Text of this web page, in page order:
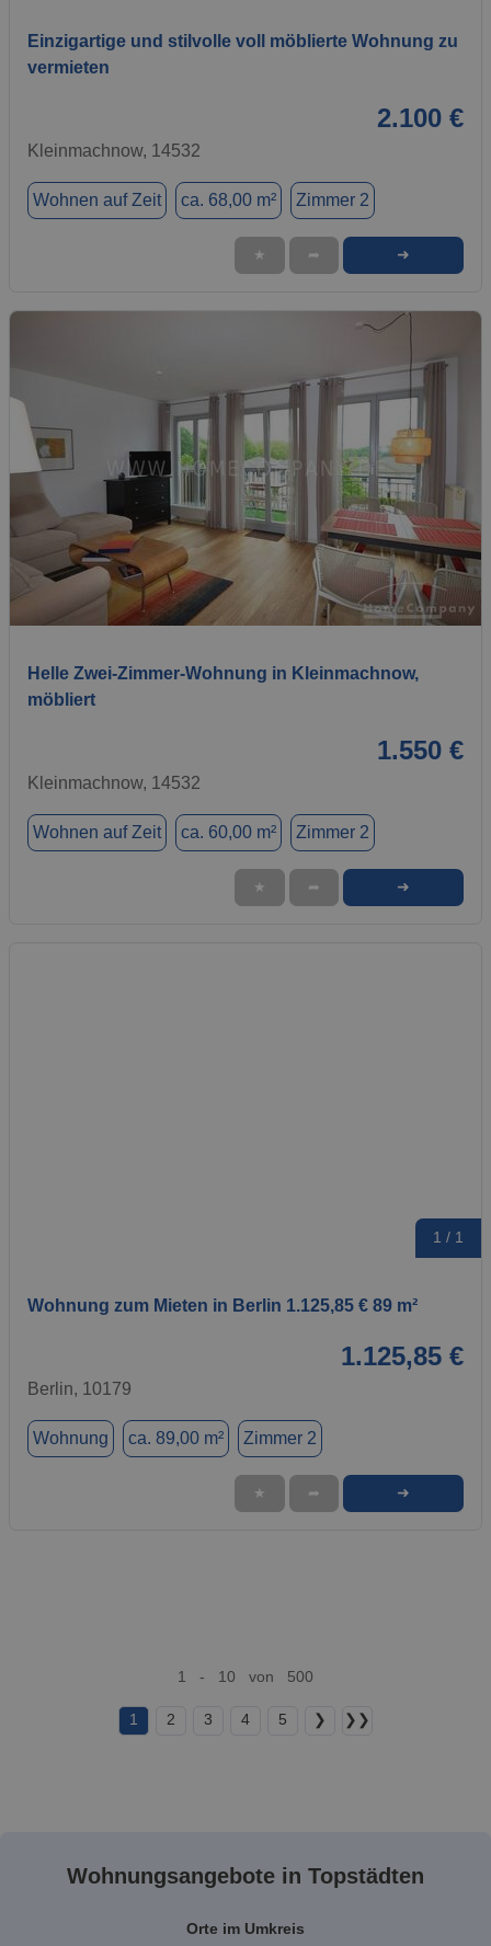
Einzigartige und stilvolle voll möblierte Wohnung zu
vermieten
2.100 €
Kleinmachnow, 14532
Wohnen auf Zeit ca. 68,00 m² Zimmer 2
★ ➦ ➜
1 / 15
Helle Zwei-Zimmer-Wohnung in Kleinmachnow,
möbliert
1.550 €
Kleinmachnow, 14532
Wohnen auf Zeit ca. 60,00 m² Zimmer 2
★ ➦ ➜
1 / 1
Wohnung zum Mieten in Berlin 1.125,85 € 89 m²
1.125,85 €
Berlin, 10179
Wohnung ca. 89,00 m² Zimmer 2
★ ➦ ➜
1 - 10 von 500
1 2 3 4 5 ❯ ❯❯
Wohnungsangebote in Topstädten
Orte im Umkreis